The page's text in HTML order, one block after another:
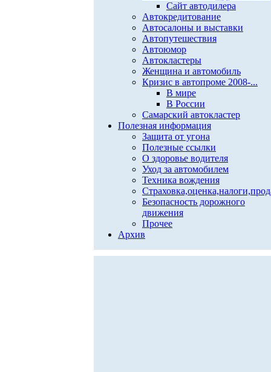
Сайт автодилера
Автокредитование
Автосалоны и выставки
Автопутешествия
Автоюмор
Автокластеры
Женщина и автомобиль
Кризис в автопроме 2008-...
В мире
В России
Самарский автокластер
Полезная информация
Защита от угона
Полезные ссылки
О здоровье водителя
Уход за автомобилем
Техника вождения
Безопасность дорожного
движения
Прочее
Архив